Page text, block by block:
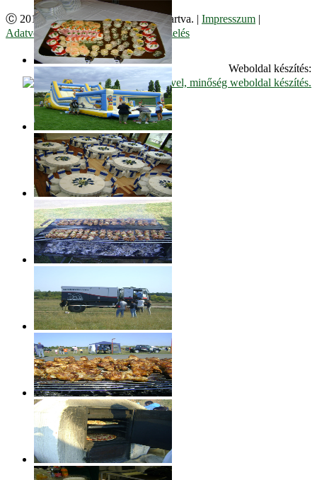
Ⓒ 2017. Juzso Bt. Minden jog fenntartva. | Impresszum |
Adatvédelmi Szabályzat|Cookie kezelés
Weboldal készítés: